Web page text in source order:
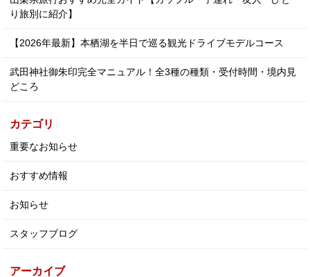
り旅別に紹介】
【2026年最新】本栖湖を半日で巡る観光ドライブモデルコース
武田神社御朱印完全マニュアル！全3種の種類・受付時間・境内見
どころ
カテゴリ
重要なお知らせ
おすすめ情報
お知らせ
スタッフブログ
アーカイブ